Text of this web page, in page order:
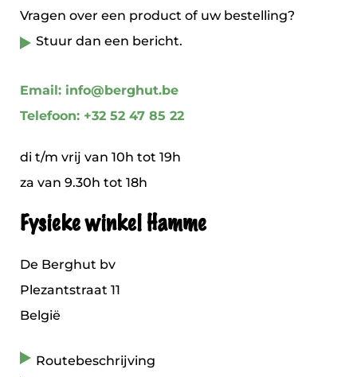
Vragen over een product of uw bestelling?
Stuur dan een bericht.
Email: info@berghut.be
Telefoon: +32 52 47 85 22
di t/m vrij van 10h tot 19h
za van 9.30h tot 18h
Fysieke winkel Hamme
De Berghut bv
Plezantstraat 11
België
Routebeschrijving